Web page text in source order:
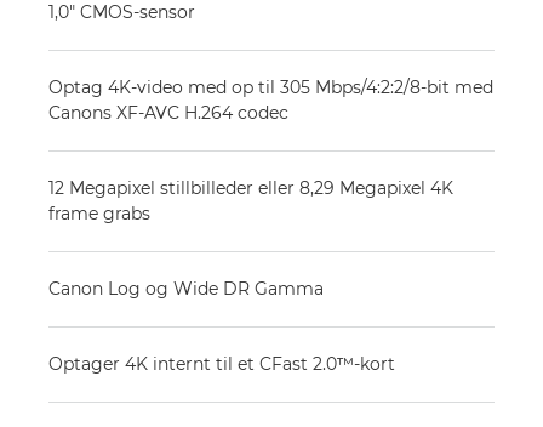
1,0" CMOS-sensor
Optag 4K-video med op til 305 Mbps/4:2:2/8-bit med
Canons XF-AVC H.264 codec
12 Megapixel stillbilleder eller 8,29 Megapixel 4K
frame grabs
Canon Log og Wide DR Gamma
Optager 4K internt til et CFast 2.0™-kort